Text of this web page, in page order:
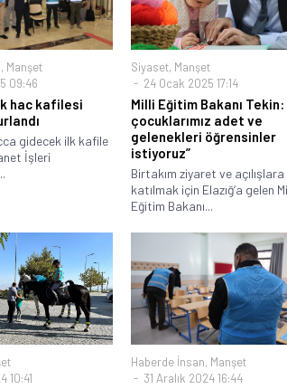
, Manşet
09:46
hac kafilesi
gidecek ilk kafile
İşleri
Siyaset, Manşet
24 Ocak 2025 17:14
Milli Eğitim Bakanı Tekin:
çocuklarımız adet ve
gelenekleri öğrensinler
istiyoruz”
Birtakım ziyaret ve açılışlara
katılmak için Elazığ‘a gelen
Eğitim Bakanı...
10:41
Haberde İnsan, Manşet
31 Aralık 2024 16:44